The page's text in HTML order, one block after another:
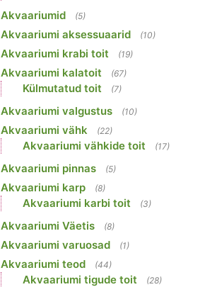
Akvaariumid (5)
Akvaariumi aksessuaarid (10)
Akvaariumi krabi toit (19)
Akvaariumi kalatoit (67)
Külmutatud toit (7)
Akvaariumi valgustus (10)
Akvaariumi vähk (22)
Akvaariumi vähkide toit (17)
Akvaariumi pinnas (5)
Akvaariumi karp (8)
Akvaariumi karbi toit (3)
Akvaariumi Väetis (8)
Akvaariumi varuosad (1)
Akvaariumi teod (44)
Akvaariumi tigude toit (28)